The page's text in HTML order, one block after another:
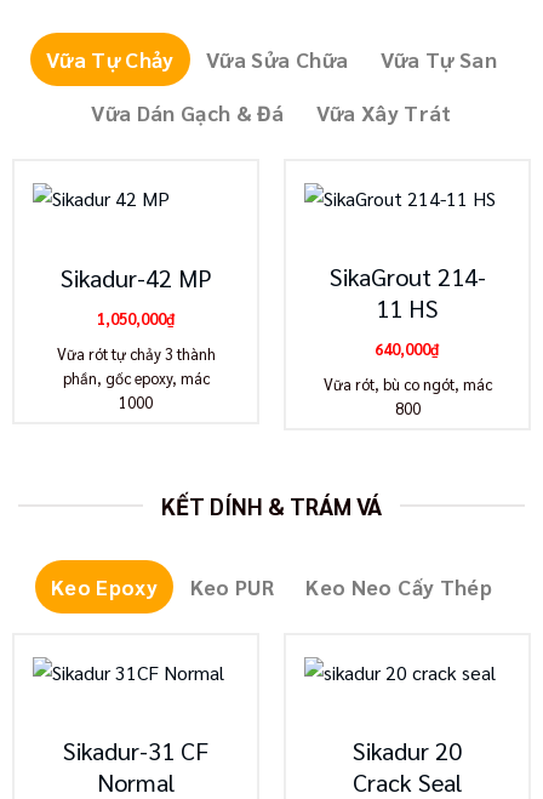
Vữa Tự Chảy Vữa Sửa Chữa
Vữa Tự San
Vữa Dán Gạch & Đá
Vữa Xây Trát
Sikadur-42 MP
1,050,000₫
Vữa rót tự chảy 3 thành
phần, gốc epoxy, mác
1000
SikaGrout 214-
11 HS
640,000₫
Vữa rót, bù co ngót, mác
800
KẾT DÍNH & TRÁM VÁ
Keo Epoxy Keo PUR Keo Neo Cấy Thép
Sikadur-31 CF
Normal
Sikadur 20
Crack Seal